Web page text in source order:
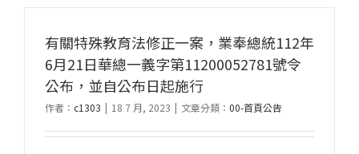
有關特殊教育法修正一案，業奉總統112年
6月21日華總一義字第11200052781號令
公布，並自公布日起施行
作者： c1303 | 18 7 月, 2023 | 文章分類： 00-首頁公告